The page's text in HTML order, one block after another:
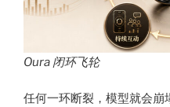
Oura 闭环飞轮
任何一环断裂，模型就会崩